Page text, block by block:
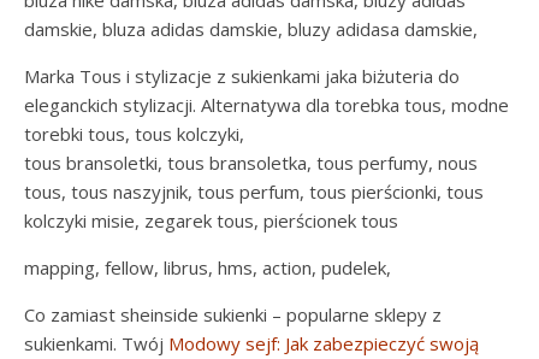
damskie, bluza adidas damskie, bluzy adidasa damskie,
Marka Tous i stylizacje z sukienkami jaka biżuteria do
eleganckich stylizacji. Alternatywa dla torebka tous, modne
torebki tous, tous kolczyki,
tous bransoletki, tous bransoletka, tous perfumy, nous
tous, tous naszyjnik, tous perfum, tous pierścionki, tous
kolczyki misie, zegarek tous, pierścionek tous
mapping, fellow, librus, hms, action, pudelek,
Co zamiast sheinside sukienki – popularne sklepy z
sukienkami. Twój Modowy sejf: Jak zabezpieczyć swoją